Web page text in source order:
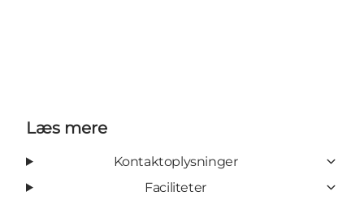
Læs mere
Kontaktoplysninger
Faciliteter